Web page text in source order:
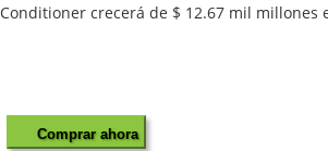
crecerá de $ 12.67 mil millones
Comprar ahora